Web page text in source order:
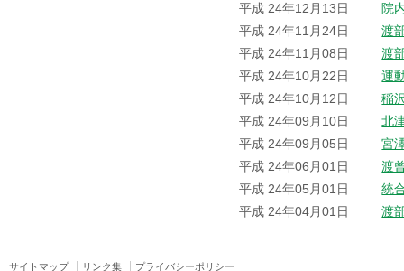
平成 24年12月13日
院
平成 24年11月24日
渡
平成 24年11月08日
渡
平成 24年10月22日
運
平成 24年10月12日
稲
平成 24年09月10日
北
平成 24年09月05日
宮
平成 24年06月01日
渡
平成 24年05月01日
統
平成 24年04月01日
渡
サイトマップ リンク集 プライバシーポリシー